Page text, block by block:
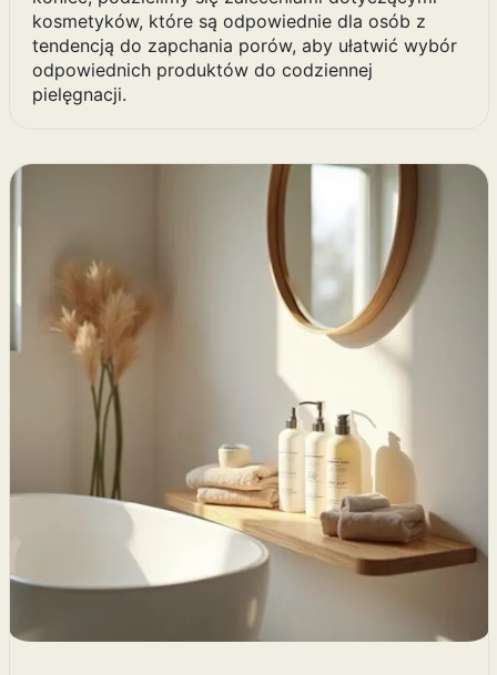
kosmetyków, które są odpowiednie dla osób z
tendencją do zapchania porów, aby ułatwić wybór
odpowiednich produktów do codziennej
pielęgnacji.